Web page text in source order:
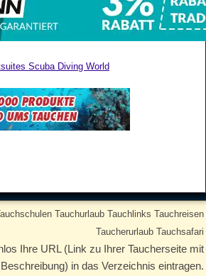
Scuba Diving World
Tauchurlaub Tauchlinks Tauchreisen
Taucherurlaub Tauchsafari
Ihre URL (Link zu Ihrer Taucherseite mit
Beschreibung) in das Verzeichnis eintragen.